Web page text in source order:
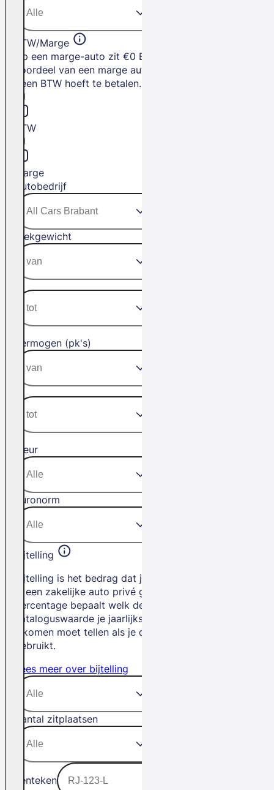
BTW/Marge
Op een marge-auto zit €0 BTW. Het
voordeel van een marge auto is dat je
geen BTW hoeft te betalen.
BTW
Marge
Autobedrijf
Trekgewicht
Vermogen (pk's)
Kleur
Euronorm
Bijtelling
Bijtelling is het bedrag dat je betaalt als
je een zakelijke auto privé gebruikt. Het
percentage bepaalt welk deel van de
cataloguswaarde je jaarlijks bij je
inkomen moet tellen als je de auto privé
gebruikt.
Lees meer over bijtelling
Aantal zitplaatsen
Kenteken